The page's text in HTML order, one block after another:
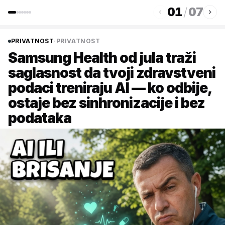
01/07
PRIVATNOST· PRIVATNOST
Samsung Health od jula traži
saglasnost da tvoji zdravstveni
podaci treniraju AI — ko odbije,
ostaje bez sinhronizacije i bez
podataka